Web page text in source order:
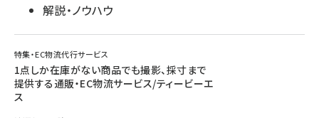
解説・ノウハウ
特集・EC物流代行サービス
1点しか在庫がない商品でも撮影、採寸まで
提供する通販・EC物流サービス/ティービーエ
ス